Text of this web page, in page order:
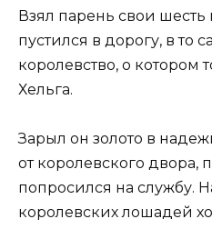
Взял парень свои
пустился в дорогу, в то
королевство, о котором
Хельга.
Зарыл он золото в
от королевского двора,
попросился на службу.
королевских лошадей